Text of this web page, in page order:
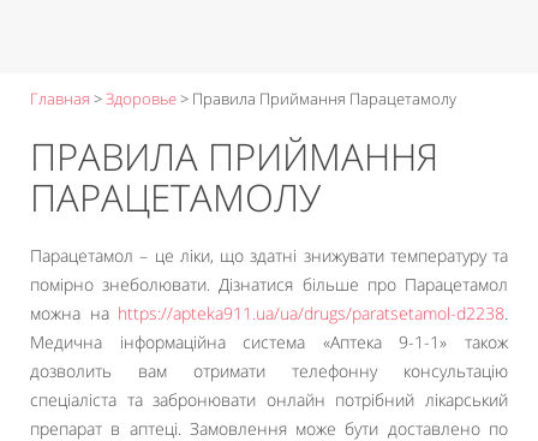
Главная >Здоровье> Правила Приймання Парацетамолу
ПРАВИЛА ПРИЙМАННЯ
ПАРАЦЕТАМОЛУ
Парацетамол – це ліки, що здатні знижувати температуру та
помірно знеболювати. Дізнатися більше про Парацетамол
можна на https://apteka911.ua/ua/drugs/paratsetamol-d2238.
Медична інформаційна система «Аптека 9-1-1» також
дозволить вам отримати телефонну консультацію
спеціаліста та забронювати онлайн потрібний лікарський
препарат в аптеці. Замовлення може бути доставлено по